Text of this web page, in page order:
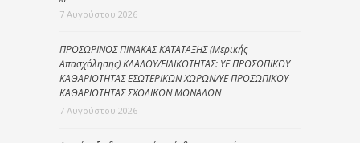
7 Αυγούστου 2026
ΠΡΟΣΩΡΙΝΟΣ ΠΙΝΑΚΑΣ ΚΑΤΑΤΑΞΗΣ (Μερικής
Απασχόλησης) ΚΛΑΔΟΥ/ΕΙΔΙΚΟΤΗΤΑΣ: ΥΕ ΠΡΟΣΩΠΙΚΟΥ
ΚΑΘΑΡΙΟΤΗΤΑΣ ΕΣΩΤΕΡΙΚΩΝ ΧΩΡΩΝ/ΥΕ ΠΡΟΣΩΠΙΚΟΥ
ΚΑΘΑΡΙΟΤΗΤΑΣ ΣΧΟΛΙΚΩΝ ΜΟΝΑΔΩΝ
7 Αυγούστου 2026